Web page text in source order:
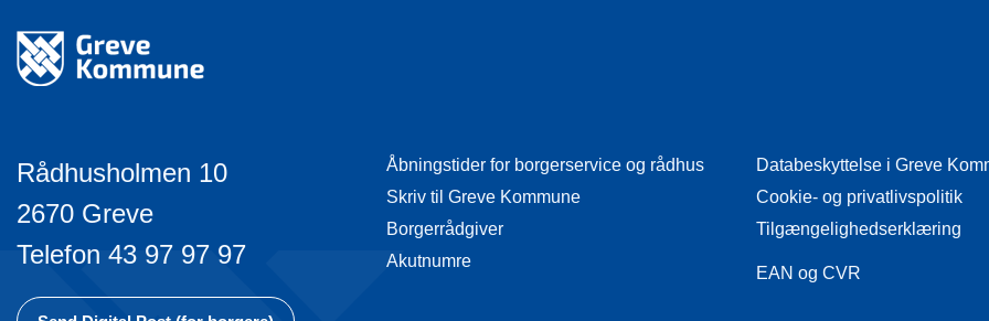
Rådhusholmen 10
2670 Greve
Telefon 43 97 97 97
Åbningstider for borgerservice og rådhus
Skriv til Greve Kommune
Borgerrådgiver
Akutnumre
Databeskyttelse i Greve
Cookie- og privatlivspolitik
Tilgængelighedserklæring
EAN og CVR